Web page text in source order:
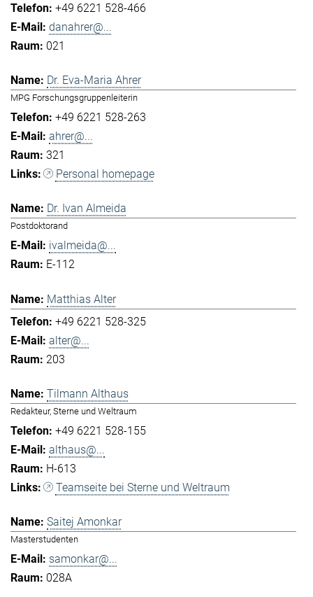
+49 6221 528-466
danahrer@...
021
Dr. Eva-Maria Ahrer
MPG Forschungsgruppenleiterin
+49 6221 528-263
ahrer@...
321
Personal homepage
Dr. Ivan Almeida
Postdoktorand
ivalmeida@...
E-112
Matthias Alter
+49 6221 528-325
alter@...
203
Tilmann Althaus
Redakteur, Sterne und Weltraum
+49 6221 528-155
althaus@...
H-613
Teamseite bei Sterne und Weltraum
Saitej Amonkar
Masterstudenten
samonkar@...
028A